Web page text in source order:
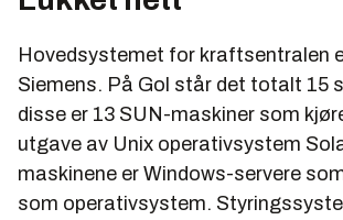
Hovedsystemet for kraftsentralen
Siemens. På Gol står det totalt 15
disse er 13 SUN-maskiner som
utgave av Unix operativsystem
maskinene er Windows-servere
som operativsystem.